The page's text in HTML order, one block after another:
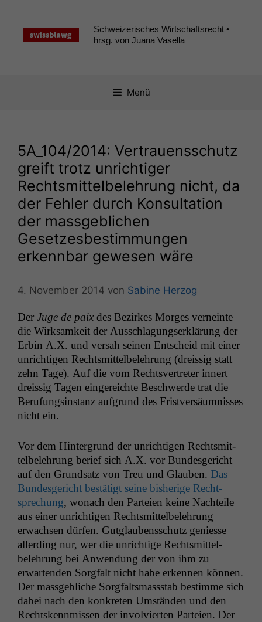
springen
Schweizerisches Wirtschaftsrecht •
hrsg. von Juana Vasella
Menü
5A_104/2014: Vertrauensschutz
greift trotz unrichtiger
Rechtsmittelbelehrung nicht, da
der Fehler durch Konsultation
der massgeblichen
Gesetzesbestimmungen
erkennbar gewesen wäre
4. November 2014 von Sabine Herzog
Der Juge de paix des Bezirkes Morges verneinte
die Wirk­samkeit der Auss­chla­gungserk­lärung der
Erbin A.X. und ver­sah seinen Entscheid mit ein­er
unrichti­gen Rechtsmit­tel­belehrung (dreis­sig statt
zehn Tage). Auf die vom Rechtsvertreter innert
dreis­sig Tagen ein­gere­ichte Beschw­erde trat die
Beru­fungsin­stanz auf­grund des Fristver­säum­niss­es
nicht ein.
Vor dem Hin­ter­grund der unrichti­gen Rechtsmit­
tel­belehrung berief sich A.X. vor Bun­des­gericht
auf den Grund­satz von Treu und Glauben. Das
Bun­des­gericht bestätigt seine bish­erige Recht­
sprechung, wonach den Parteien keine Nachteile
aus ein­er unrichti­gen Rechtsmit­tel­belehrung
erwach­sen dür­fen. Gut­glaubenss­chutz geniesse
allerd­ing nur, wer die unrichtige Rechtsmit­tel­
belehrung bei Anwen­dung der von ihm zu
erwartenden Sorgfalt nicht habe erken­nen kön­nen.
Der mass­ge­bliche Sorgfalts­massstab bes­timme sich
dabei nach den konkreten Umstän­den und den
Rechtsken­nt­nis­sen der involvierten Parteien. Der